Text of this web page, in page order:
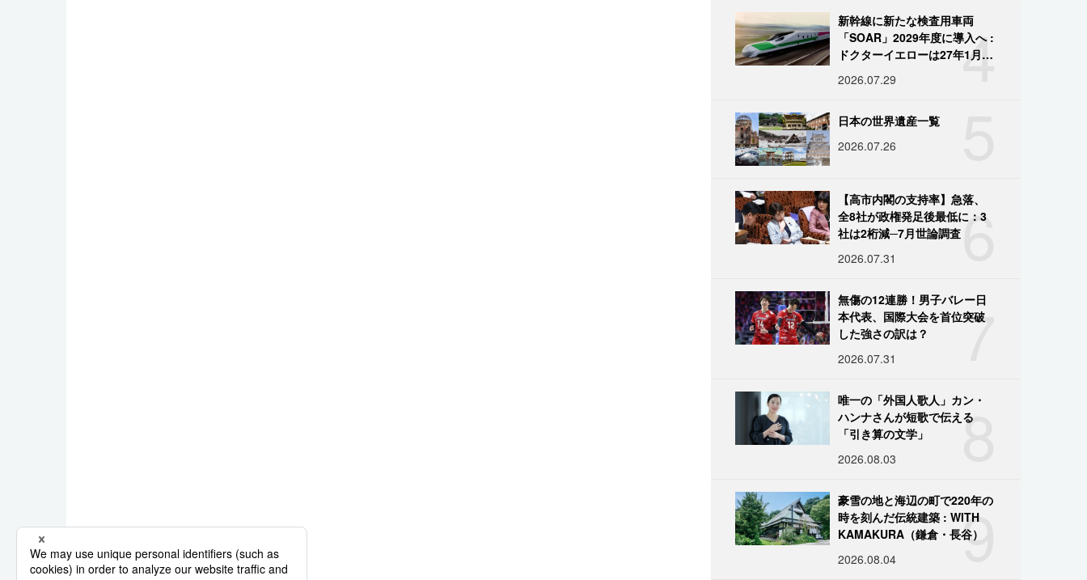
4
新幹線に新たな検査用車両
「SOAR」2029年度に導入へ :
ドクターイエローは27年1月に
2026.07.29
日本の世界遺産一覧
2026.07.26
6
【高市内閣の支持率】急落、
全8社が政権発足後最低に：3
社は2桁減─7月世論調査
2026.07.31
7
無傷の12連勝！男子バレー日
本代表、国際大会を首位突破
した強さの訳は？
2026.07.31
8
唯一の「外国人歌人」カン・
ハンナさんが短歌で伝える
「引き算の文学」
2026.08.03
9
豪雪の地と海辺の町で220年の
時を刻んだ伝統建築 : WITH
KAMAKURA（鎌倉・長谷）
2026.08.04